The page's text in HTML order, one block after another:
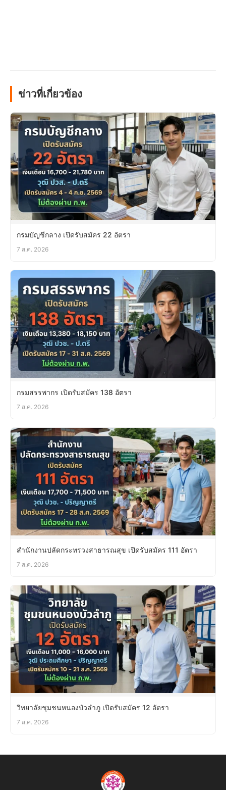
ข่าวที่เกี่ยวข้อง
กรมบัญชีกลาง เปิดรับสมัคร 22 อัตรา
7 ส.ค. 2026
กรมสรรพากร เปิดรับสมัคร 138 อัตรา
7 ส.ค. 2026
สำนักงานปลัดกระทรวงสาธารณสุข เปิดรับสมัคร 111 อัตรา
7 ส.ค. 2026
วิทยาลัยชุมชนหนองบัวลำภู เปิดรับสมัคร 12 อัตรา
7 ส.ค. 2026